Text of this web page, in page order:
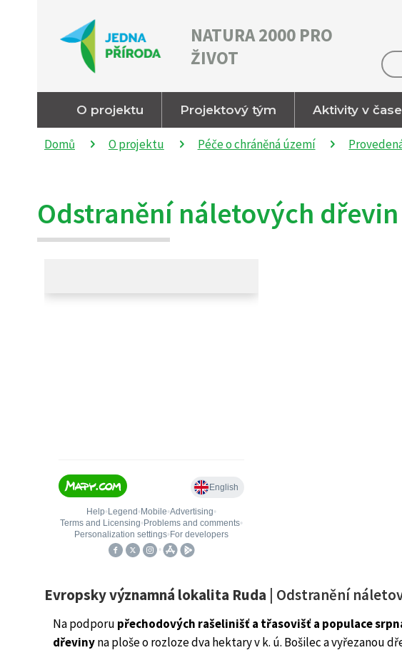
NATURA 2000 PRO
ŽIVOT
O projektu Projektový tým Aktivity v čase
Domů O projektu Péče o chráněná území
Odstranění náletových
Evropsky významná lokalita Ruda | Odstranění
Na podporu přechodových rašelinišť a třasovišť a populace
dřevinyna ploše o rozloze dva hektary v k. ú. Bošilec a vyřezanou